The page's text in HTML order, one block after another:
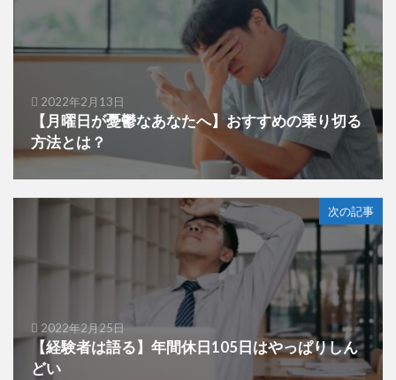
2022年2月13日
【月曜日が憂鬱なあなたへ】おすすめの乗り切る
方法とは？
次の記事
2022年2月25日
【経験者は語る】年間休日105日はやっぱりしん
どい